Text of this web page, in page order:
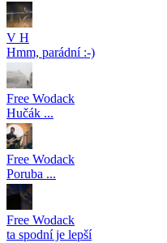
V H
Hmm, parádní :-)
Free Wodack
Hučák ...
Free Wodack
Poruba ...
Free Wodack
ta spodní je lepší